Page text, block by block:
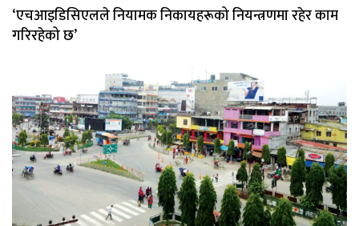
‘एचआइडिसिएलले नियामक निकायहरूको नियन्त्रणमा रहेर काम
गरिरहेको छ’